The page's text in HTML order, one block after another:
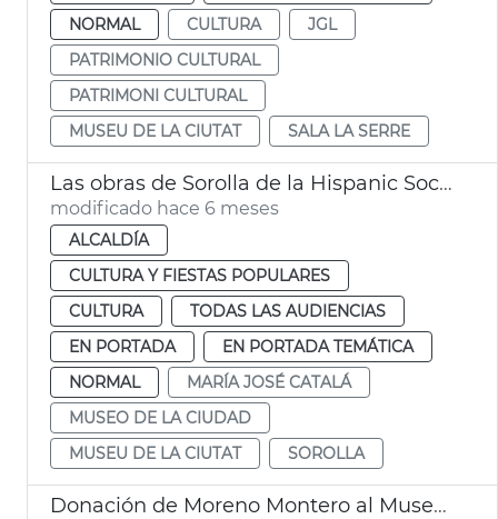
NORMAL
CULTURA
JGL
PATRIMONIO CULTURAL
PATRIMONI CULTURAL
MUSEU DE LA CIUTAT
SALA LA SERRE
Las obras de Sorolla de la Hispanic Society llegan este año a València
modificado hace 6 meses
ALCALDÍA
CULTURA Y FIESTAS POPULARES
CULTURA
TODAS LAS AUDIENCIAS
EN PORTADA
EN PORTADA TEMÁTICA
NORMAL
MARÍA JOSÉ CATALÁ
MUSEO DE LA CIUDAD
MUSEU DE LA CIUTAT
SOROLLA
Donación de Moreno Montero al Museu de la Ciutat